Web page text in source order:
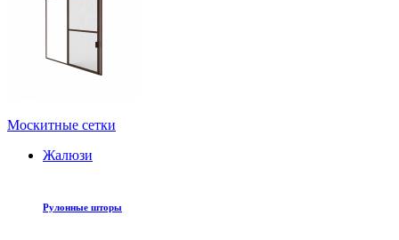
Москитные сетки
Жалюзи
Рулонные шторы